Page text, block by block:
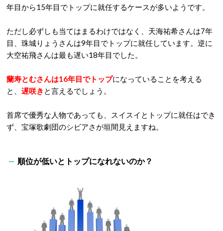
年目から15年目でトップに就任するケースが多いようです。
ただし必ずしも当てはまるわけではなく、天海祐希さんは7年
目、珠城りょうさんは9年目でトップに就任しています。逆に
大空祐飛さんは最も遅い18年目でした。
蘭寿とむさんは16年目でトップになっていることを考える
と、 遅咲き と言えるでしょう。
首席で優秀な人物であっても、スイスイとトップに就任はでき
ず、宝塚歌劇団のシビアさが垣間見えますね。
順位が低いとトップになれないのか？